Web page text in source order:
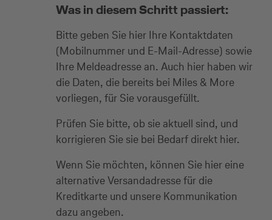
Was in diesem Schritt passiert:
Bitte geben Sie hier Ihre Kontaktdaten
(Mobilnummer und E-Mail-Adresse) sowie
Ihre Meldeadresse an. Auch hier haben wir
die Daten, die bereits bei Miles & More
vorliegen, für Sie vorausgefüllt.
Prüfen Sie bitte, ob sie aktuell sind, und
korrigieren Sie sie bei Bedarf direkt hier.
Wenn Sie möchten, können Sie hier eine
alternative Versandadresse für die
Kreditkarte und unsere Kommunikation
dazu angeben.